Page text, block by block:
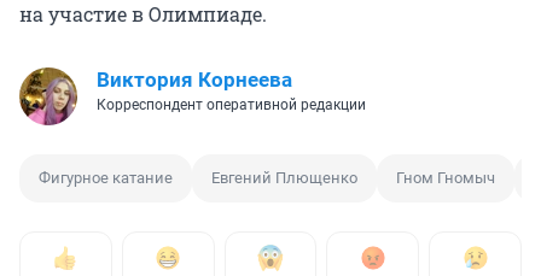
на участие в Олимпиаде.
Виктория Корнеева
Корреспондент оперативной редакции
Фигурное катание Евгений Плющенко Гном Гномыч